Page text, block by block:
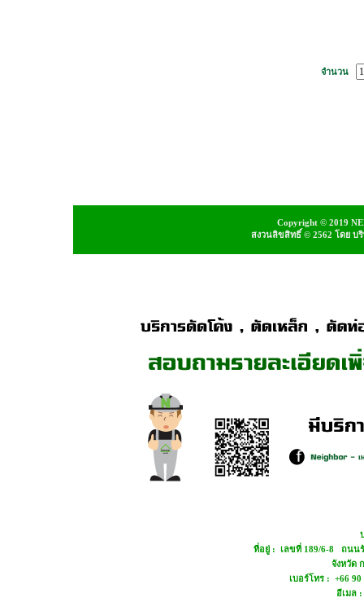
จำนวน
Copyright © 2019
สงวนลิขสิทธิ์ © 2562 โดย บ
ที่อยู่ : เลขที่ 189/6-8 ถนน
จังหวัด
เบอร์โทร : +66
อีเมล :